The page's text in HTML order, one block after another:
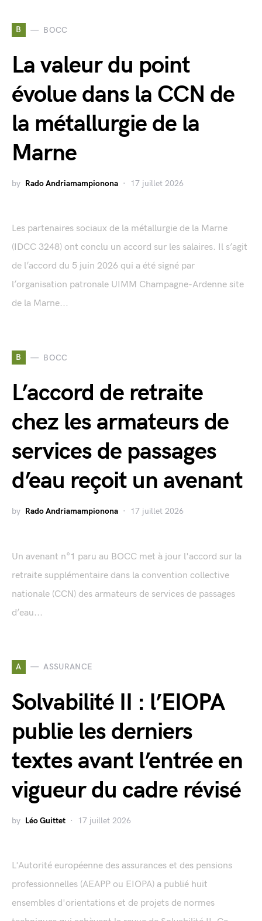
B BOCC
La valeur du point
évolue dans la CCN de
la métallurgie de la
Marne
by Rado Andriamampionona 17 juillet 2026
Les partenaires sociaux de la métallurgie de la Marne
(IDCC 3248) ont conclu un accord sur les salaires. Il s’agit
de l’accord du 5 juin 2026 qui a été signé par
l’organisation patronale UIMM Champagne-Ardenne site
de la Marne...
B BOCC
L’accord de retraite
chez les armateurs de
services de passages
d’eau reçoit un avenant
by Rado Andriamampionona 17 juillet 2026
Un avenant n°1 paru au BOCC met à jour l'accord sur la
retraite supplémentaire dans la convention collective
nationale (CCN) des armateurs de services de passages
d’eau...
A ASSURANCE
Solvabilité II : l’EIOPA
publie les derniers
textes avant l’entrée en
vigueur du cadre révisé
by Léo Guittet 17 juillet 2026
L'Autorité européenne des assurances et des pensions
professionnelles (AEAPP ou EIOPA) a publié huit
ensembles d'orientations et de projets de normes